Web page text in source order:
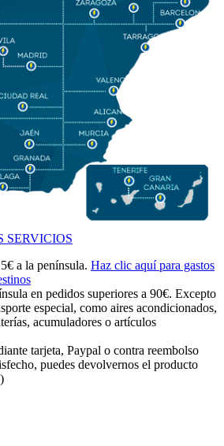
SERVICIOS
a la península. Haz clic aquí para gastos
en pedidos superiores a 90€. Excepto
especial, como aires acondicionados,
acumuladores o artículos
tarjeta, Paypal o contra reembolso
puedes devolvernos el producto